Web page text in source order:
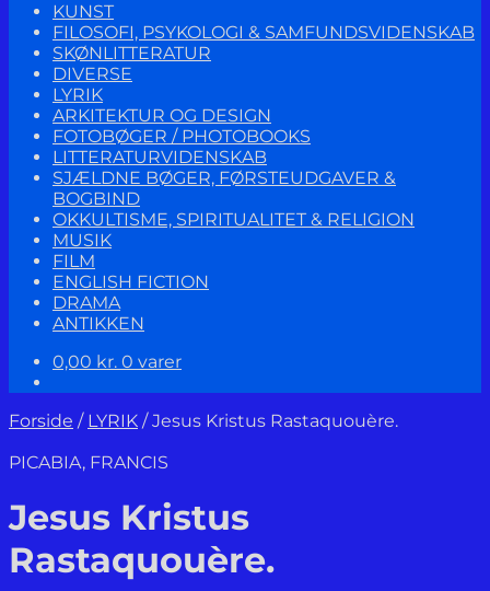
KUNST
FILOSOFI, PSYKOLOGI & SAMFUNDSVIDENSKAB
SKØNLITTERATUR
DIVERSE
LYRIK
ARKITEKTUR OG DESIGN
FOTOBØGER / PHOTOBOOKS
LITTERATURVIDENSKAB
SJÆLDNE BØGER, FØRSTEUDGAVER &
BOGBIND
OKKULTISME, SPIRITUALITET & RELIGION
MUSIK
FILM
ENGLISH FICTION
DRAMA
ANTIKKEN
0,00 kr. 0 varer
Forside / LYRIK /Jesus Kristus Rastaquouère.
PICABIA, FRANCIS
Jesus Kristus
Rastaquouère.